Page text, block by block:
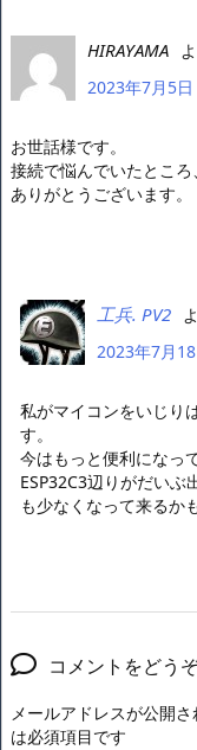
HIRAYAMA
2023年7月5
お世話様です。
接続で悩んでいたところ
ありがとうございます。
工兵. PV2
2023年7月
私がマイコンをいじり
す。
今はもっと便利になっ
ESP32C3辺りがだい
も少なくなって来るか
コメントをどう
メールアドレスが公開さ
は必須項目です